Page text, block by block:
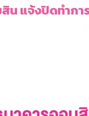
น แจ้งปิดทำกา